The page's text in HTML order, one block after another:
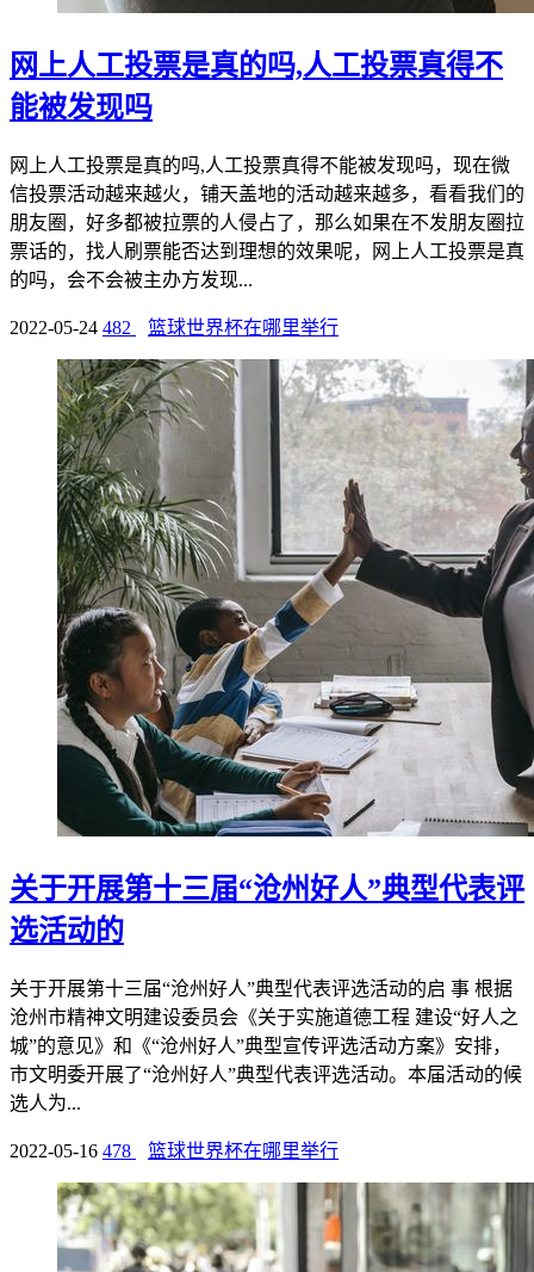
网上人工投票是真的吗,人工投票真得不
能被发现吗
网上人工投票是真的吗,人工投票真得不能被发现吗，现在微
信投票活动越来越火，铺天盖地的活动越来越多，看看我们的
朋友圈，好多都被拉票的人侵占了，那么如果在不发朋友圈拉
票话的，找人刷票能否达到理想的效果呢，网上人工投票是真
的吗，会不会被主办方发现...
2022-05-24 482 篮球世界杯在哪里举行
关于开展第十三届“沧州好人”典型代表评
选活动的
关于开展第十三届“沧州好人”典型代表评选活动的启 事 根据
沧州市精神文明建设委员会《关于实施道德工程 建设“好人之
城”的意见》和《“沧州好人”典型宣传评选活动方案》安排，
市文明委开展了“沧州好人”典型代表评选活动。本届活动的候
选人为...
2022-05-16 478 篮球世界杯在哪里举行